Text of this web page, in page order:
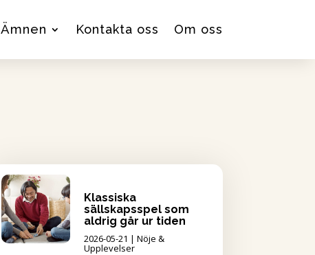
Ämnen Kontakta oss Om oss
Klassiska
sällskapsspel som
aldrig går ur tiden
2026-05-21 | Nöje &
Upplevelser